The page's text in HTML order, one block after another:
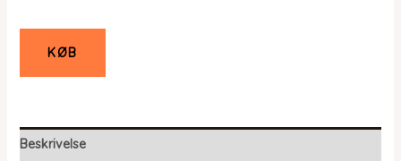
KØB
Beskrivelse